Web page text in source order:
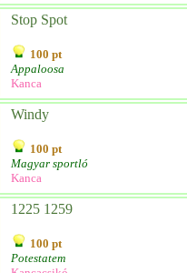
Stop Spot
100 pt
Appaloosa
Kanca
Windy
100 pt
Magyar sportló
Kanca
1225 1259
100 pt
Potestatem